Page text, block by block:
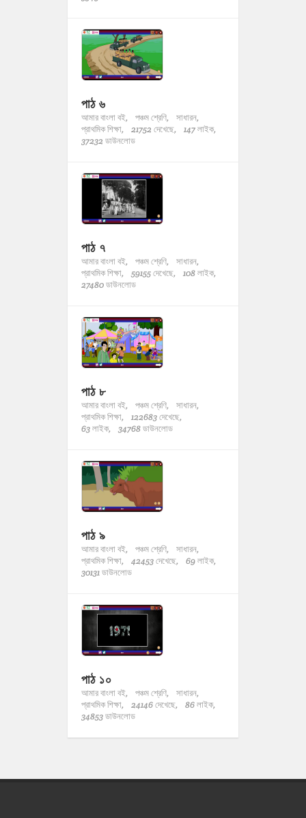
পাঠ ৬
আমার বাংলা বই, পঞ্চম শ্রেণি,
সাধারন,
প্রাথমিক শিক্ষা,
21752 দেখেছে,
147 লাইক,
37232 ডাউনলোড
পাঠ ৭
আমার বাংলা বই, পঞ্চম শ্রেণি,
সাধারন,
প্রাথমিক শিক্ষা,
59155 দেখেছে,
108 লাইক,
27480 ডাউনলোড
পাঠ ৮
আমার বাংলা বই, পঞ্চম শ্রেণি,
সাধারন,
প্রাথমিক শিক্ষা,
122683 দেখেছে,
63 লাইক,
34768 ডাউনলোড
পাঠ ৯
আমার বাংলা বই, পঞ্চম শ্রেণি,
সাধারন,
প্রাথমিক শিক্ষা,
42453 দেখেছে,
69 লাইক,
30131 ডাউনলোড
পাঠ ১০
আমার বাংলা বই, পঞ্চম শ্রেণি,
সাধারন,
প্রাথমিক শিক্ষা,
24146 দেখেছে,
86 লাইক,
34853 ডাউনলোড